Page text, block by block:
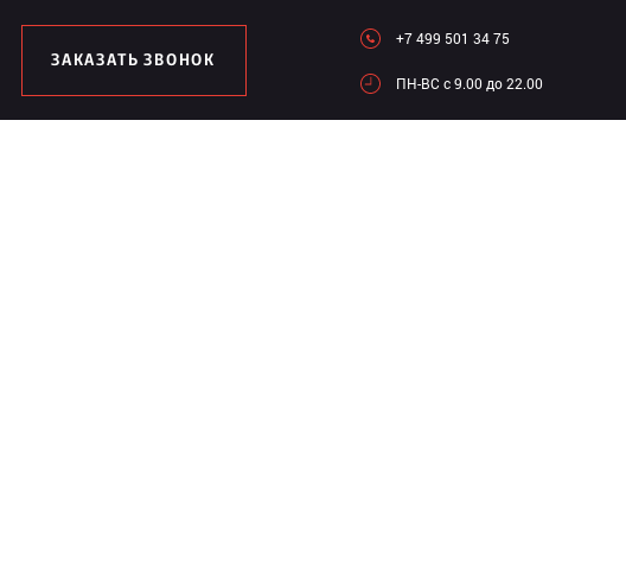
ЗАКАЗАТЬ ЗВОНОК
+7 499 501 34 75
ПН-ВC c 9.00 до 22.00